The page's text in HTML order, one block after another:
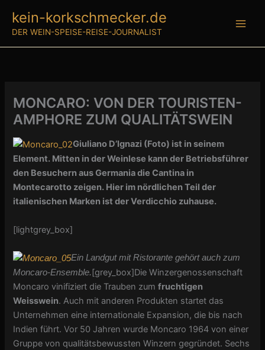
Inhalt
springen
kein-korkschmecker.de
DER WEIN-SPEISE-REISE-JOURNALIST
MONCARO: VON DER TOURISTEN-
AMPHORE ZUM QUALITÄTSWEIN
Giuliano D’Ignazi (Foto) ist in seinem
Element. Mitten in der Weinlese kann der Betriebsführer
den Besuchern aus Germania die Cantina in
Montecarotto zeigen. Hier im nördlichen Teil der
italienischen Marken ist der Verdicchio zuhause.
[lightgrey_box]
Ein Landgut mit Ristorante gehört auch zum
Moncaro-Ensemble.[grey_box]Die Winzergenossenschaft
Moncaro vinifiziert die Trauben zumfruchtigen
Weisswein. Auch mit anderen Produkten startet das
Unternehmen eine internationale Expansion, die bis nach
Indien führt. Vor 50 Jahren wurde Moncaro 1964 von einer
Gruppe von qualitätsbewussten Winzern gegründet. Sechs